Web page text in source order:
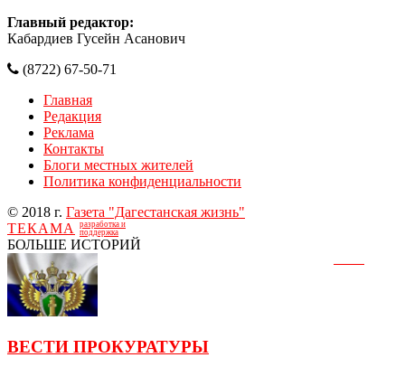
Главный редактор:
Кабардиев Гусейн Асанович
(8722) 67-50-71
Главная
Редакция
Реклама
Контакты
Блоги местных жителей
Политика конфиденциальности
© 2018 г. Газета "Дагестанская жизнь"
ТЕКАМА
разработка и
поддержка
БОЛЬШЕ ИСТОРИЙ
ВЕСТИ ПРОКУРАТУРЫ